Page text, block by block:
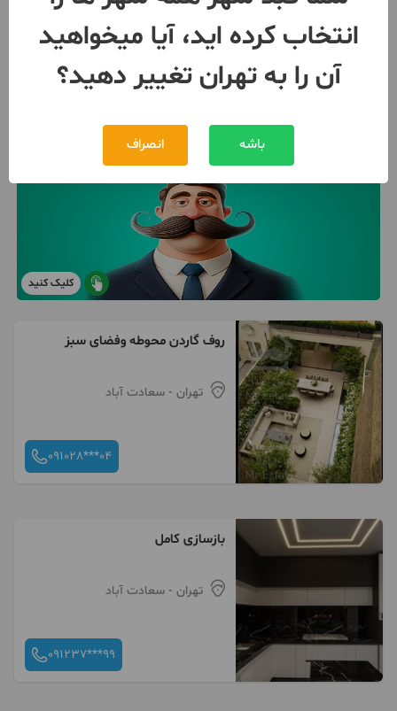
کلیک کنید
روف گاردن محوطه وفضای سبز
تهران - سعادت آباد
091028***04
بازسازی کامل
تهران - سعادت آباد
091237***99
انتخاب کرده اید، آیا میخواهید
آن را به تهران تغییر دهید؟
باشه انصراف